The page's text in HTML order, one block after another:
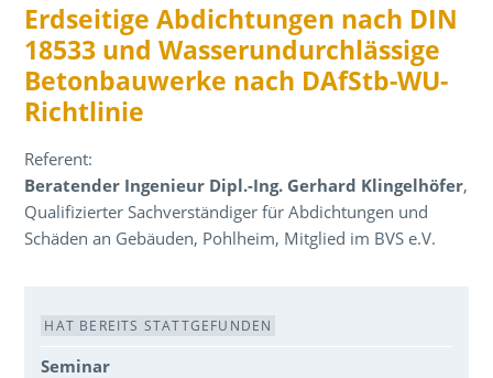
Erdseitige Abdichtungen nach DIN
18533 und Wasser­un­durchlässige
Betonbauwerke nach DAfStb-WU-
Richtlinie
Referent:
Beratender Ingenieur Dipl.-Ing. Gerhard Klingelhöfer,
Qualifizierter Sachverständiger für Abdichtungen und
Schäden an Gebäuden, Pohlheim, Mitglied im BVS e.V.
Veranstaltungsdaten
HAT BEREITS STATTGEFUNDEN
Seminar